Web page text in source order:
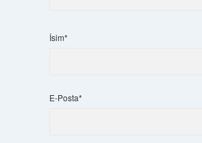
İsim*
E-Posta*